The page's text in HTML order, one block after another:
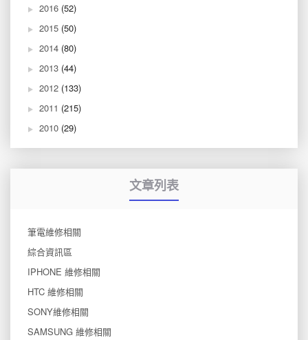
2016 (52)
2015 (50)
2014 (80)
2013 (44)
2012 (133)
2011 (215)
2010 (29)
文章列表
筆電維修相關
綜合資訊區
IPHONE 維修相關
HTC 維修相關
SONY維修相關
SAMSUNG 維修相關